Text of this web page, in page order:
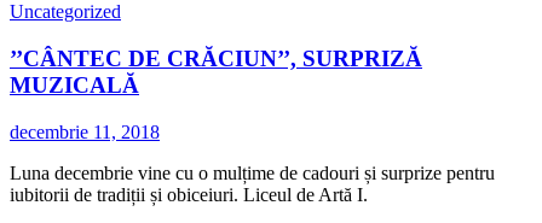
Uncategorized
’’CÂNTEC DE CRĂCIUN’’, SURPRIZĂ
MUZICALĂ
decembrie 11, 2018
Luna decembrie vine cu o mulțime de cadouri și surprize pentru
iubitorii de tradiții și obiceiuri. Liceul de Artă I.